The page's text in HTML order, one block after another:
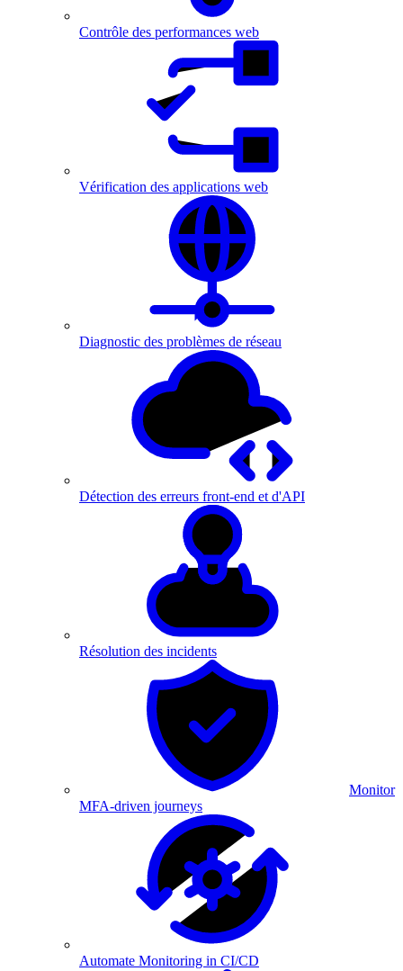
Contrôle des performances web
Vérification des applications web
Diagnostic des problèmes de réseau
Détection des erreurs front-end et d'API
Résolution des incidents
Monitor
MFA-driven journeys
Automate Monitoring in CI/CD